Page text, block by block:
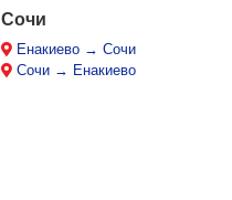
Сочи
Енакиево → Сочи
Сочи → Енакиево